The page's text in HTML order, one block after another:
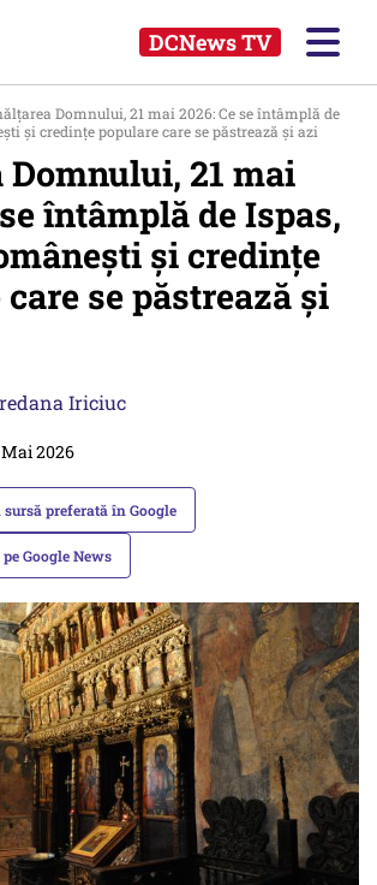
DCNews TV
Domnului, 21 mai 2026: Ce se întâmplă de
și credințe populare care se păstrează și azi
21 mai
întâmplă de Ispas,
și credințe
se păstrează și
Iriciuc
2026
sursă preferată în Google
Google News